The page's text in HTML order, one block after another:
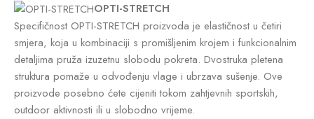
OPTI-STRETCH
Specifičnost OPTI-STRETCH proizvoda je elastičnost u četiri
smjera, koja u kombinaciji s promišljenim krojem i funkcionalnim
detaljima pruža izuzetnu slobodu pokreta. Dvostruka pletena
struktura pomaže u odvođenju vlage i ubrzava sušenje. Ove
proizvode posebno ćete cijeniti tokom zahtjevnih sportskih,
outdoor aktivnosti ili u slobodno vrijeme.